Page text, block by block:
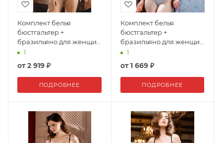
Комплект белья
бюстгальтер +
бразильяно для женщин
Mioocchi 172516
1
от2 919 ₽
ПОДРОБНЕЕ
Комплект белья
бюстгальтер +
бразильяно для женщин
Mioocchi 154931
1
от1 669 ₽
ПОДРОБНЕЕ